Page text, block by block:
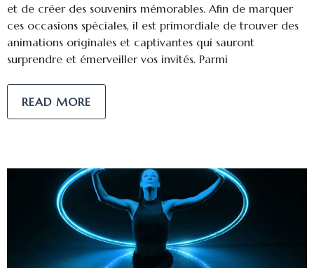
et de créer des souvenirs mémorables. Afin de marquer
ces occasions spéciales, il est primordiale de trouver des
animations originales et captivantes qui sauront
surprendre et émerveiller vos invités. Parmi
READ MORE